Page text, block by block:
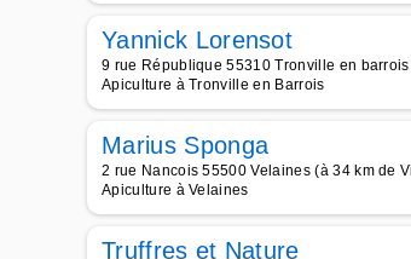
Yannick Lorensot
9 rue République 55310 Tronville en
Apiculture à Tronville en Barrois
Marius Sponga
2 rue Nancois 55500 Velaines (à 34 km de
Apiculture à Velaines
Truffres et Nature